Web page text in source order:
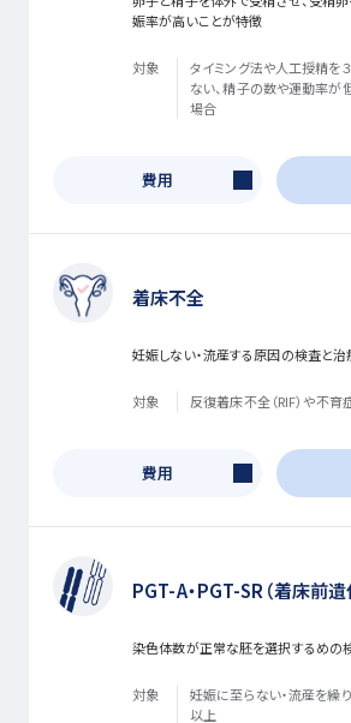
娠率が高いことが特徴
対象
タイミング法や人工授精を
ない、精子の数や運動率が
場合
費用
着床不全
妊娠しない・流産する原因の検査と治
対象 反復着床不全（RIF）や不
費用
PGT-A・PGT-SR（着床前遺
染色体数が正常な胚を選択するめの
対象
妊娠に至らない・流産を繰
以上